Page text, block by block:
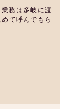
務は多岐に渡
て呼んでもら